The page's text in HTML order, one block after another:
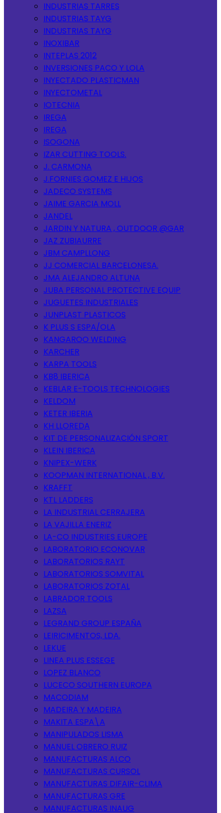
INDUSTRIAS TARRES
INDUSTRIAS TAYG
INDUSTRIAS TAYG
INOXIBAR
INTEPLAS 2012
INVERSIONES PACO Y LOLA
INYECTADO PLASTICMAN
INYECTOMETAL
IOTECNIA
IREGA
IREGA
ISOGONA
IZAR CUTTING TOOLS.
J. CARMONA
J.FORNIES GOMEZ E HIJOS
JADECO SYSTEMS
JAIME GARCIA MOLL
JANDEL
JARDIN Y NATURA , OUTDOOR @GAR
JAZ ZUBIAURRE
JBM CAMPLLONG
JJ COMERCIAL BARCELONESA.
JMA ALEJANDRO ALTUNA
JUBA PERSONAL PROTECTIVE EQUIP
JUGUETES INDUSTRIALES
JUNPLAST PLASTICOS
K PLUS S ESPA/OLA
KANGAROO WELDING
KARCHER
KARPA TOOLS
KB8 IBERICA
KEBLAR E-TOOLS TECHNOLOGIES
KELDOM
KETER IBERIA
KH LLOREDA
KIT DE PERSONALIZACIÓN SPORT
KLEIN IBERICA
KNIPEX-WERK
KOOPMAN INTERNATIONAL , B.V.
KRAFFT
KTL LADDERS
LA INDUSTRIAL CERRAJERA
LA VAJILLA ENERIZ
LA-CO INDUSTRIES EUROPE
LABORATORIO ECONOVAR
LABORATORIOS RAYT
LABORATORIOS SOMVITAL
LABORATORIOS ZOTAL
LABRADOR TOOLS
LAZSA
LEGRAND GROUP ESPAÑA
LEIRICIMENTOS, LDA.
LEKUE
LINEA PLUS ESSEGE
LOPEZ BLANCO
LUCECO SOUTHERN EUROPA
MACODIAM
MADEIRA Y MADEIRA
MAKITA ESPA\A
MANIPULADOS LISMA
MANUEL OBRERO RUIZ
MANUFACTURAS ALCO
MANUFACTURAS CURSOL
MANUFACTURAS DIFAIR-CLIMA
MANUFACTURAS GRE
MANUFACTURAS INAUG